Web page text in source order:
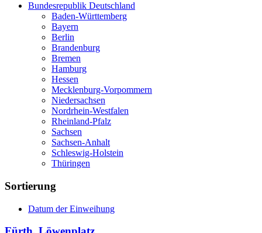
Bundesrepublik Deutschland
Baden-Württemberg
Bayern
Berlin
Brandenburg
Bremen
Hamburg
Hessen
Mecklenburg-Vorpommern
Niedersachsen
Nordrhein-Westfalen
Rheinland-Pfalz
Sachsen
Sachsen-Anhalt
Schleswig-Holstein
Thüringen
Sortierung
Datum der Einweihung